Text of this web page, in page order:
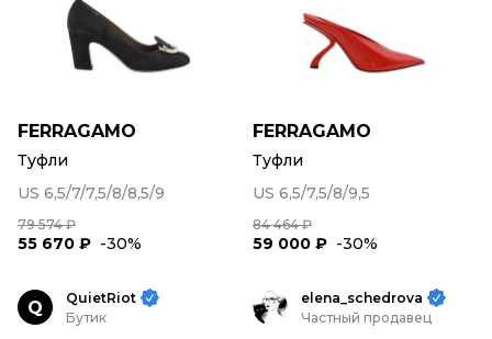
FERRAGAMO
Туфли
US 6,5/7/7,5/8/8,5/9
79 574 ₽
55 670 ₽ -30%
FERRAGAMO
Туфли
US 6,5/7,5/8/9,5
84 464 ₽
59 000 ₽ -30%
Q
QuietRiot
Бутик
elena_schedrova
Частный продавец